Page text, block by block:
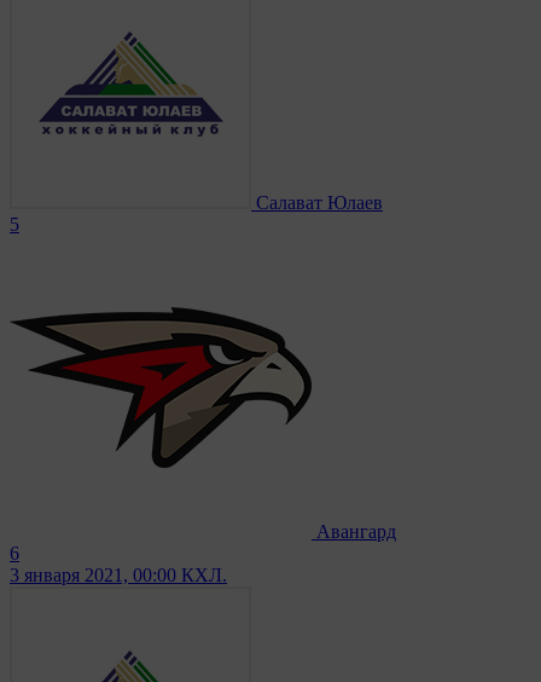
Салават Юлаев
5
Авангард
6
3 января 2021, 00:00 КХЛ.